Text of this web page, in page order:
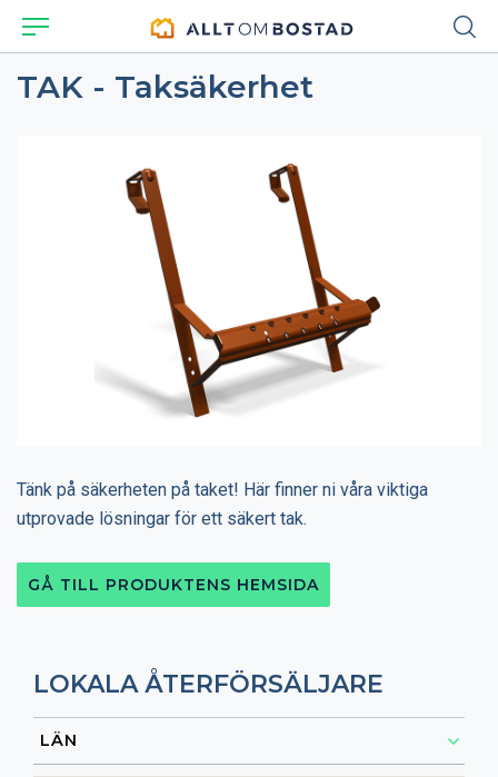
TAK - Taksäkerhet
Tänk på säkerheten på taket! Här finner ni våra viktiga
utprovade lösningar för ett säkert tak.
GÅ TILL PRODUKTENS HEMSIDA
LOKALA ÅTERFÖRSÄLJARE